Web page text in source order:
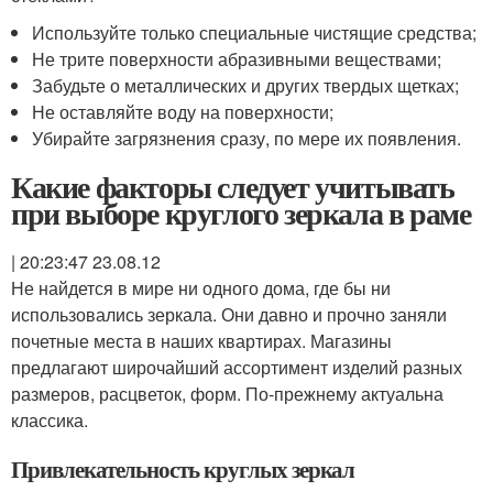
Используйте только специальные чистящие средства;
Не трите поверхности абразивными веществами;
Забудьте о металлических и других твердых щетках;
Не оставляйте воду на поверхности;
Убирайте загрязнения сразу, по мере их появления.
Какие факторы следует учитывать
при выборе круглого зеркала в раме
| 20:23:47 23.08.12
Не найдется в мире ни одного дома, где бы ни
использовались зеркала. Они давно и прочно заняли
почетные места в наших квартирах. Магазины
предлагают широчайший ассортимент изделий разных
размеров, расцветок, форм. По-прежнему актуальна
классика.
Привлекательность круглых зеркал